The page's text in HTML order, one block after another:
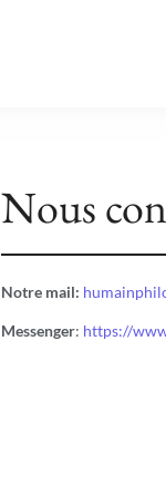
Nous
Notre mail:
Messenger: https://